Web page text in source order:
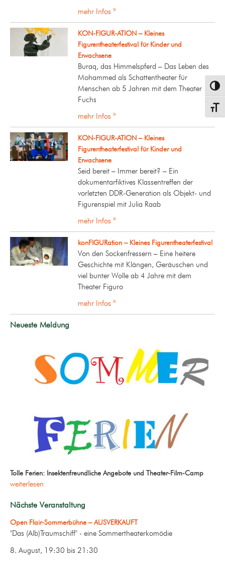
mehr Infos »
KON-FIGUR-ATION – Kleines
Figurentheaterfestival für Kinder und
Erwachsene
Buraq, das Himmelspferd – Das Leben des
Mohammed als Schattentheater für
Menschen ab 5 Jahren mit dem Theater
Fuchs
mehr Infos »
KON-FIGUR-ATION – Kleines
Figurentheaterfestival für Kinder und
Erwachsene
Seid bereit – Immer bereit? – Ein
dokumentarfiktives Klassentreffen der
vorletzten DDR-Generation als Objekt- und
Figurenspiel mit Julia Raab
mehr Infos »
konFIGURation – Kleines Figurentheaterfestival
Von den Sockenfressern – Eine heitere
Geschichte mit Klängen, Geräuschen und
viel bunter Wolle ab 4 Jahre mit dem
Theater Figuro
mehr Infos »
Neueste Meldung
Tolle Ferien: Insektenfreundliche Angebote und Theater-Film-Camp
weiterlesen
Nächste Veranstaltung
Open Flair-Sommerbühne – AUSVERKAUFT
"Das (Alb)Traumschiff" - eine Sommertheaterkomödie
8. August, 19:30 bis 21:30